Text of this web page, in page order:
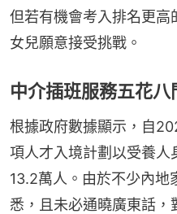
但若有機會考入排名更
女兒願意接受挑戰。
中介插班服務五花
根據政府數據顯示，自
項人才入境計劃以受養人
13.2萬人。由於不少內地
悉，且未必通曉廣東話